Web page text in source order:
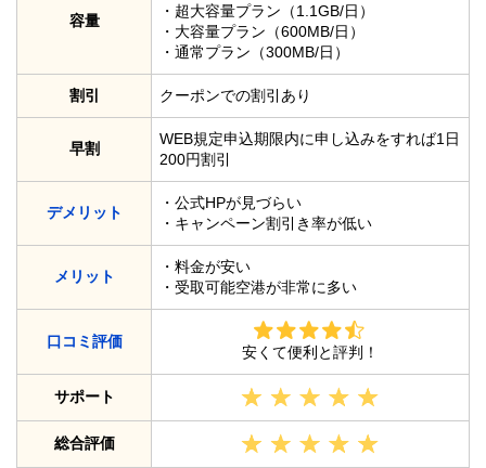
容量
・超大容量プラン（1.1GB/日）
・大容量プラン（600MB/日）
・通常プラン（300MB/日）
割引 クーポンでの割引あり
早割
WEB規定申込期限内に申し込みをすれば1日
200円割引
デメリット
・公式HPが見づらい
・キャンペーン割引き率が低い
メリット
・料金が安い
・受取可能空港が非常に多い
口コミ評価
安くて便利と評判！
サポート
総合評価